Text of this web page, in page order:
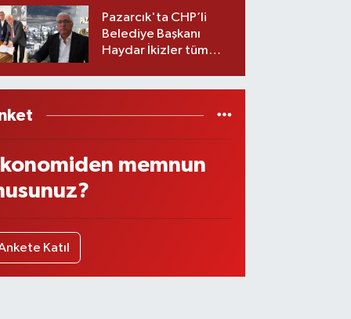
görev değişikliği!
Pazarcık'ta CHP’li
Belediye Başkanı
Haydar İkizler tüm
memnun
Katıl